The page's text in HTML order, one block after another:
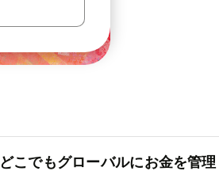
どこでもグ⁠ロ⁠ー⁠バ⁠ルにお金を管理